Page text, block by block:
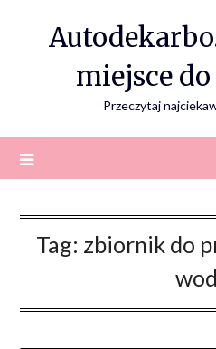
miejsce
Przeczytaj
Tag: zbiornik do